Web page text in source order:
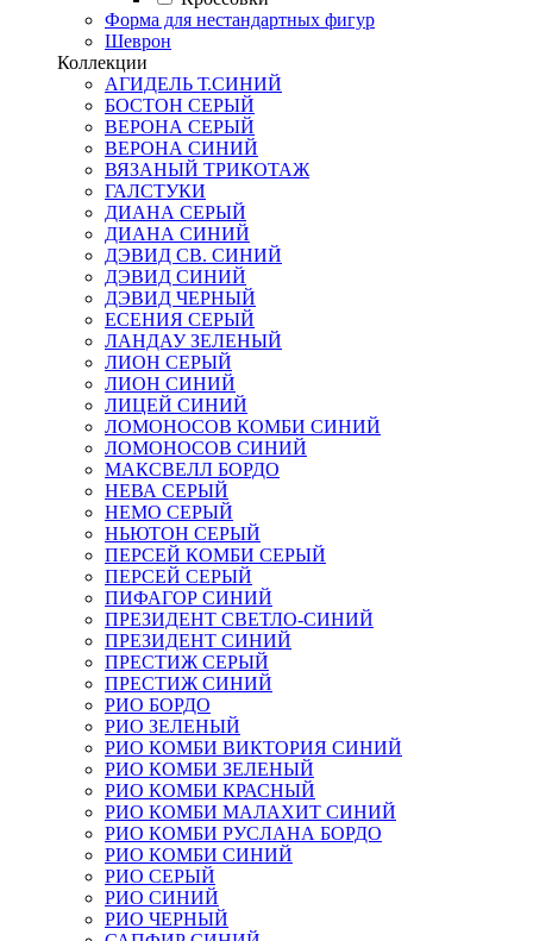
Форма для нестандартных фигур
Шеврон
Коллекции
АГИДЕЛЬ Т.СИНИЙ
БОСТОН СЕРЫЙ
ВЕРОНА СЕРЫЙ
ВЕРОНА СИНИЙ
ВЯЗАНЫЙ ТРИКОТАЖ
ГАЛСТУКИ
ДИАНА СЕРЫЙ
ДИАНА СИНИЙ
ДЭВИД СВ. СИНИЙ
ДЭВИД СИНИЙ
ДЭВИД ЧЕРНЫЙ
ЕСЕНИЯ СЕРЫЙ
ЛАНДАУ ЗЕЛЕНЫЙ
ЛИОН СЕРЫЙ
ЛИОН СИНИЙ
ЛИЦЕЙ СИНИЙ
ЛОМОНОСОВ КОМБИ СИНИЙ
ЛОМОНОСОВ СИНИЙ
МАКСВЕЛЛ БОРДО
НЕВА СЕРЫЙ
НЕМО СЕРЫЙ
НЬЮТОН СЕРЫЙ
ПЕРСЕЙ КОМБИ СЕРЫЙ
ПЕРСЕЙ СЕРЫЙ
ПИФАГОР СИНИЙ
ПРЕЗИДЕНТ СВЕТЛО-СИНИЙ
ПРЕЗИДЕНТ СИНИЙ
ПРЕСТИЖ СЕРЫЙ
ПРЕСТИЖ СИНИЙ
РИО БОРДО
РИО ЗЕЛЕНЫЙ
РИО КОМБИ ВИКТОРИЯ СИНИЙ
РИО КОМБИ ЗЕЛЕНЫЙ
РИО КОМБИ КРАСНЫЙ
РИО КОМБИ МАЛАХИТ СИНИЙ
РИО КОМБИ РУСЛАНА БОРДО
РИО КОМБИ СИНИЙ
РИО СЕРЫЙ
РИО СИНИЙ
РИО ЧЕРНЫЙ